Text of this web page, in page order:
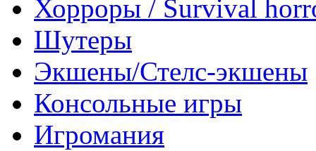
Хорроры / Survival
Шутеры
Экшены/Стелс-экшены
Консольные игры
Игромания